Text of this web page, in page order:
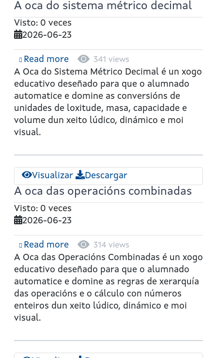
A oca do sistema métrico decimal
Visto: 0 veces
2026-06-23
Read moreabout
A
oca
do
sistema
métrico
341 views
A Oca do Sistema Métrico Decimal é un xogo
educativo deseñado para que o alumnado
automatice e domine as conversións de
unidades de loxitude, masa, capacidade e
volume dun xeito lúdico, dinámico e moi
visual.
Visualizar Descargar
A oca das operacións combinadas
Visto: 0 veces
2026-06-23
Read moreabout
A
oca
das
operacións
combinadas
314 views
A Oca das Operacións Combinadas é un xogo
educativo deseñado para que o alumnado
automatice e domine as regras de xerarquía
das operacións e o cálculo con números
enteiros dun xeito lúdico, dinámico e moi
visual.